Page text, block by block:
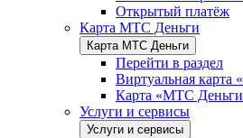
Открытый платёж
Карта МТС Деньги
Карта МТС Деньги
Перейти в раздел
Виртуальная
Карта «МТС
Услуги и сервисы
Услуги и сервисы